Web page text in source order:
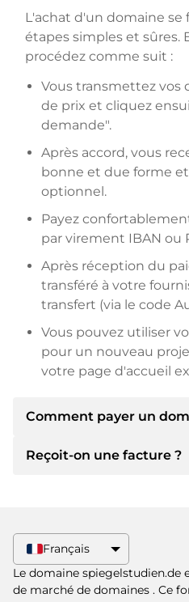
L'achat d'un domaine se
étapes simples et sûres.
procédez comme suit :
Vous transmettez vos
de prix et cliquez
demande".
Après accord, vous
bonne et due forme
optionnel.
Payez
par virement IBAN ou
Après réception du
transféré à votre
transfert (via le code
Vous pouvez utiliser
pour un nouveau
votre page d'accueil
Comment payer un
Après un accord, le
proposera Paypal ou
paiement.
Veuillez toujours
Reçoit-on une facture ?
élevé, vous recevrez
vente supplémentaire si
Français
Le domaine spiegelstudien.de
de marché de domaines . Ce